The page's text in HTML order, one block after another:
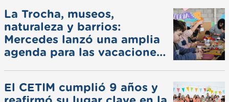
La Trocha, museos,
naturaleza y barrios:
Mercedes lanzó una amplia
agenda para las vacaciones
El CETIM cumplió 9 años y